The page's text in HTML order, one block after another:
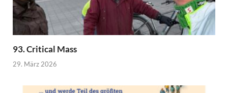
93. Critical Mass
29. März 2026